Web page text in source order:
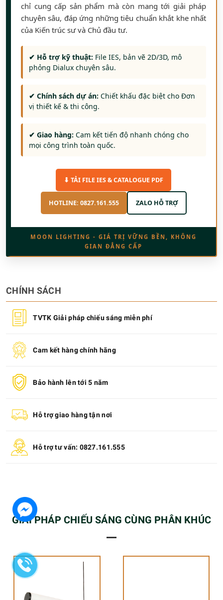
chỉ cung cấp sản phẩm mà còn mang tới giải pháp
chuyên sâu, đáp ứng những tiêu chuẩn khắt khe nhất
của Kiến trúc sư và Chủ đầu tư.
✔ Hỗ trợ kỹ thuật: File IES, bản vẽ 2D/3D, mô
phỏng Dialux chuyên sâu.
✔ Chính sách dự án: Chiết khấu đặc biệt cho Đơn
vị thiết kế & thi công.
✔ Giao hàng: Cam kết tiến độ nhanh chóng cho
mọi công trình toàn quốc.
⬇ TẢI FILE IES & CATALOGUE PDF
HOTLINE: 0827.161.555 ZALO HỖ TRỢ
MOON LIGHTING - GIÁ TRỊ VỮNG BỀN, KHÔNG
GIAN ĐẲNG CẤP
CHÍNH SÁCH
TVTK Giải pháp chiếu sáng miễn phí
Cam kết hàng chính hãng
Bảo hành lên tới 5 năm
Hỗ trợ giao hàng tận nơi
Hỗ trợ tư vấn: 0827.161.555
GIẢI PHÁP CHIẾU SÁNG CÙNG PHÂN KHÚC